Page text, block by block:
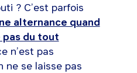
? C’est parfois
alternance quand
pas du tout
n’est pas
ne se laisse pas